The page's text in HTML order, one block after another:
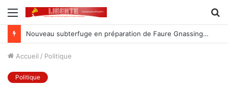
Menu
Nouveau subterfuge en préparation de Faure Gnassingbé pour ne jamais partir ; les Togolais disent non et sont vent debout
Accueil / Politique
Politique